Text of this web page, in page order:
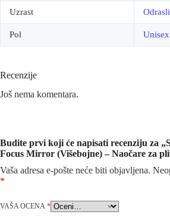
Uzrast Odrasli
Pol Unisex
Recenzije
Još nema komentara.
Budite prvi koji će napisati recenziju za
Focus Mirror (Višebojne) – Naočare za
Vaša adresa e-pošte neće biti objavljena.
*
VAŠA OCENA *